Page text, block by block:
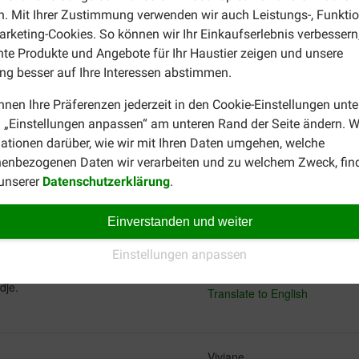
Mit Ihrer Zustimmung verwenden wir auch Leistungs-,
Cookies. So können wir Ihr Einkaufserlebnis
Produkte und Angebote für Ihr Haustier zeigen und unsere
besser auf Ihre Interessen abstimmen.
Ihre Präferenzen jederzeit in den Cookie-Einstellungen
„Einstellungen anpassen“ am unteren Rand der Seite ändern.
darüber, wie wir mit Ihren Daten umgehen, welche
Daten wir verarbeiten und zu welchem Zweck,
Datenschutzerklärung.
Einverstanden und weiter
Einstellungen anpassen
Preis –
Leistungsverhältnis:
Deze valt in de
Klant
29-01-2022
Lieferung:
Hond vindt de sticks lekker.
Ingrediënten zien er goed
Translate to English
zoek naar hypoallergeen
Marnix RIGAUX
14-08-2019
Allergene snack. Onze hond
Translate to English